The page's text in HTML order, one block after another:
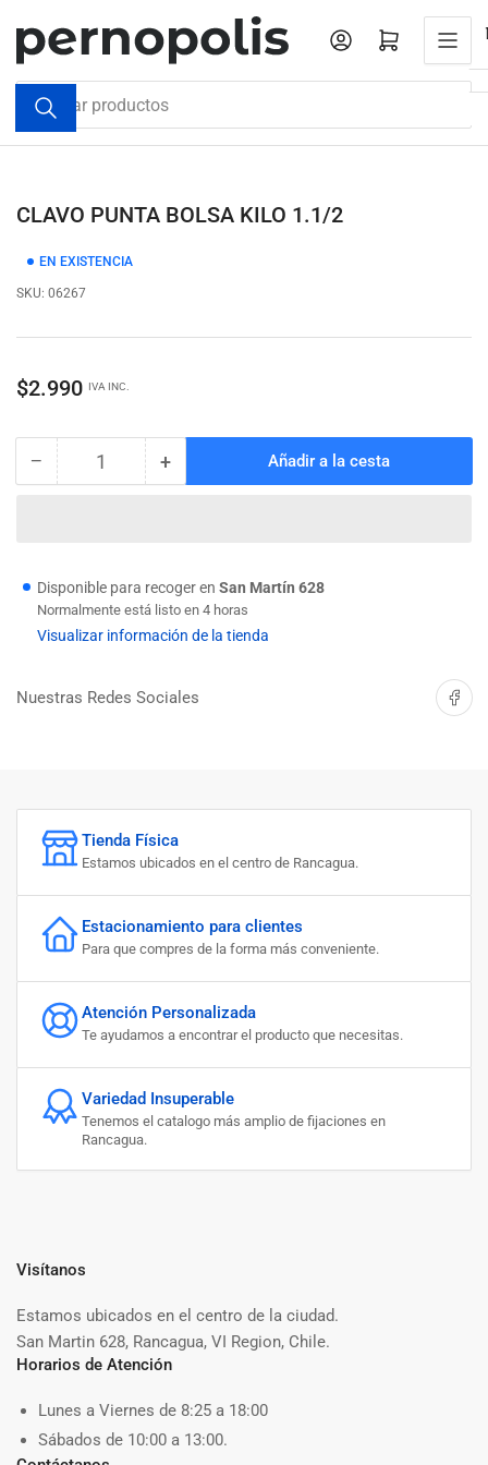
contenido
Buscar
productos
Iniciar sesiónAbrir cesta pequeña
CLAVO PUNTA BOLSA KILO 1.1/2
EN EXISTENCIA
SKU: 06267
Precio
$2.990 IVA INC.
− Reducir
BOLSA
KILO
1.1/2
Cantidad +Aumentar
BOLSA
KILO
1.1/2
Añadir a la cesta
Disponible para recoger en San Martín 628
Normalmente está listo en 4 horas
Visualizar información de la tienda
Nuestras Redes Sociales Compartir
Tienda Física
Estamos ubicados en el centro de Rancagua.
Estacionamiento para clientes
Para que compres de la forma más conveniente.
Atención Personalizada
Te ayudamos a encontrar el producto que necesitas.
Variedad Insuperable
Tenemos el catalogo más amplio de fijaciones en
Rancagua.
Visítanos
Estamos ubicados en el centro de la ciudad.
San Martin 628, Rancagua, VI Region, Chile.
Horarios de Atención
Lunes a Viernes de 8:25 a 18:00
Sábados de 10:00 a 13:00.